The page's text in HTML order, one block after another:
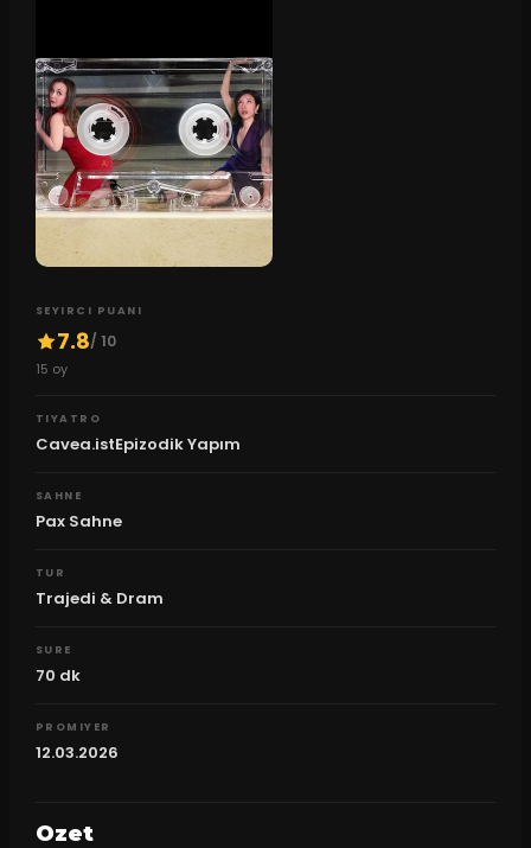
SEYIRCI PUANI
7.8/ 10
15 oy
TIYATRO
Cavea.istEpizodik Yapım
SAHNE
Pax Sahne
TUR
Trajedi & Dram
SURE
70 dk
PROMIYER
12.03.2026
Ozet